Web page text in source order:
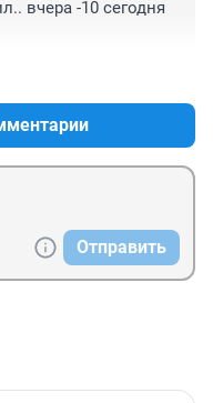
вчера -10 сегодня
Отправить